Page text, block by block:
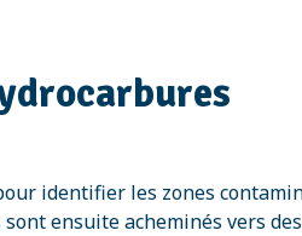
identifier les zones
ensuite acheminés vers